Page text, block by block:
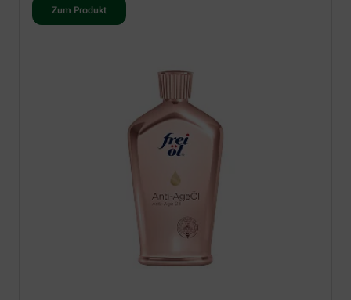
Zum Produkt